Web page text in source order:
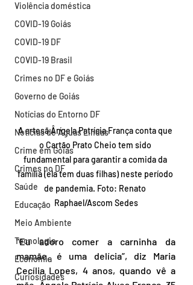
Violência doméstica
COVID-19 Goiás
COVID-19 DF
COVID-19 Brasil
Crimes no DF e Goiás
Governo de Goiás
Notícias do Entorno DF
Notícias de Águas Lindas
Crime em Goiás
Crimes no DF
Saúde
Educação
Meio Ambiente
Tecnologia
Economia
Curiosidades
A artesã Ângela Patrícia França conta que
o Cartão Prato Cheio tem sido
fundamental para garantir a comida da
família (ela tem duas filhas) neste período
de pandemia. Foto: Renato
Raphael/Ascom Sedes
“Eu adoro comer a carninha da
mamãe, é uma delícia”, diz Maria
Cecília Lopes, 4 anos, quando vê a